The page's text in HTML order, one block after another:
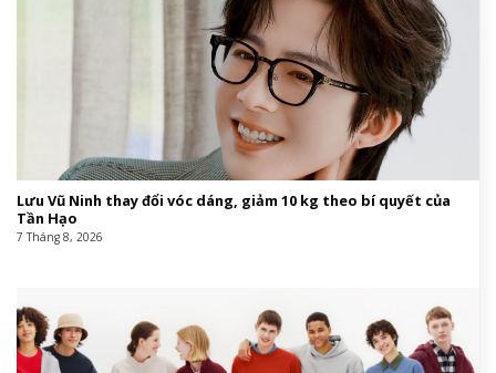
Lưu Vũ Ninh thay đổi vóc dáng, giảm 10 kg theo bí quyết của
Tần Hạo
7 Tháng 8, 2026